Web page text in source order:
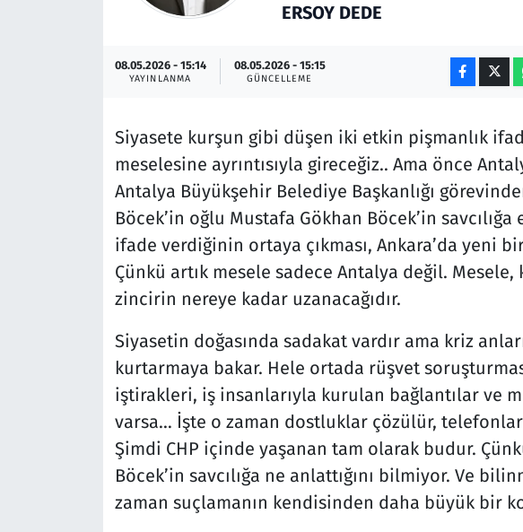
ERSOY DEDE
08.05.2026 - 15:14
YAYINLANMA
08.05.2026 - 15:15
GÜNCELLEME
Siyasete kurşun gibi düşen iki etkin pişmanlık
meselesine ayrıntısıyla gireceğiz.. Ama önce
Antalya Büyükşehir Belediye Başkanlığı
Böcek’in oğlu Mustafa Gökhan Böcek’in
ifade verdiğinin ortaya çıkması, Ankara’da yeni
Çünkü artık mesele sadece Antalya değil.
zincirin nereye kadar uzanacağıdır.
Siyasetin doğasında sadakat vardır ama kriz
kurtarmaya bakar. Hele ortada rüşvet
iştirakleri, iş insanlarıyla kurulan bağlantılar ve
varsa… İşte o zaman dostluklar çözülür,
Şimdi CHP içinde yaşanan tam olarak budur.
Böcek’in savcılığa ne anlattığını bilmiyor. Ve
zaman suçlamanın kendisinden daha büyük bir
Televizyon